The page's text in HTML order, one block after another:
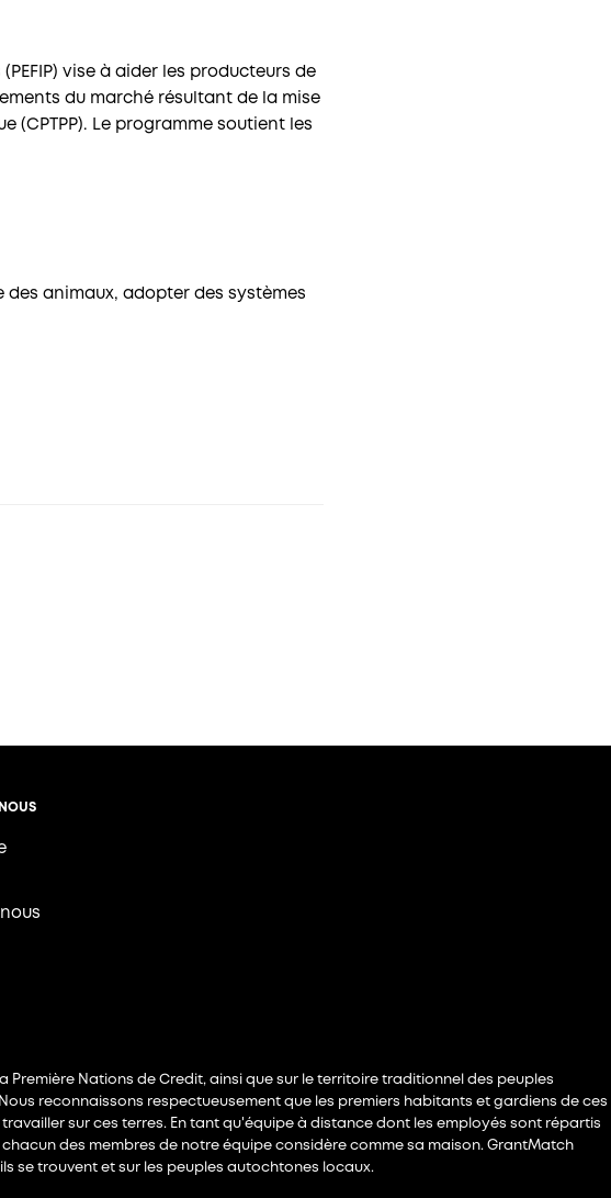
vise à aider les producteurs de
du marché résultant de la mise
Le programme soutient les
animaux, adopter des systèmes
Nations de Credit, ainsi que sur le territoire traditionnel des peuples
reconnaissons respectueusement que les premiers habitants et gardiens de ces
sur ces terres. En tant qu'équipe à distance dont les employés sont répartis
des membres de notre équipe considère comme sa maison. GrantMatch
se trouvent et sur les peuples autochtones locaux.